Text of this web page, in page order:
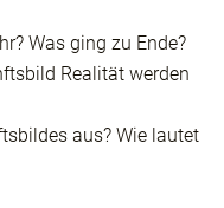
Was ging zu Ende?
Realität werden
aus? Wie lautet